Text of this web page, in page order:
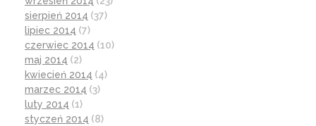
sierpień 2014 (37)
lipiec 2014 (7)
czerwiec 2014 (10)
maj 2014 (2)
kwiecień 2014 (4)
marzec 2014 (3)
luty 2014 (1)
styczeń 2014 (8)